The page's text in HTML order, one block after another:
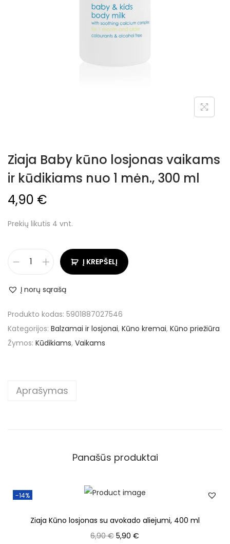
Ziaja Baby kūno losjonas vaikams
ir kūdikiams nuo 1 mėn., 300 ml
4,90 €
Prekių likutis 4 vnt.
Į KREPŠELĮ
Į norų sąrašą
Produkto kodas: 5901887027546
Kategorijos: Balzamai ir losjonai, Kūno kremai, Kūno priežiūra
Žymos: Kūdikiams, Vaikams
Aprašymas
Panašūs produktai
-14%
Ziaja Kūno losjonas su avokado aliejumi, 400 ml
6,90€ 5,90€